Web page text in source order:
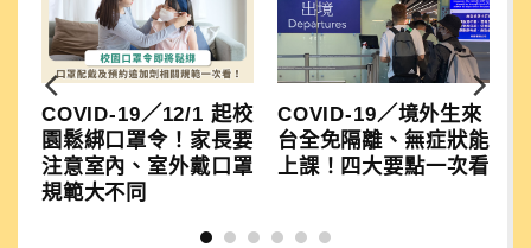
COVID-19／12/1 起校
園鬆綁口罩令！家長要
注意室內、室外戴口罩
規範大不同
COVID-19／境外生來
台全免隔離、無症狀能
上課！四大要點一次看